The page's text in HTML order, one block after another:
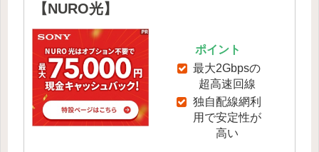
【NURO光】
ポイント
最大2Gbpsの
超高速回線
独自配線網利
用で安定性が
高い